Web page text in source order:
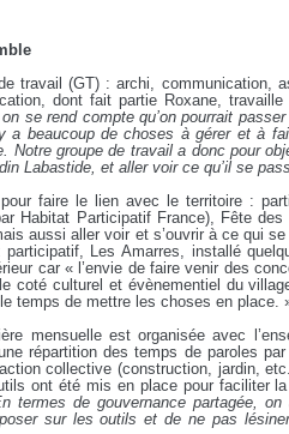
travail (GT) : archi, communication,
dont fait partie Roxane,
se rend compte qu’on pourrait
a beaucoup de choses à gérer et à
Notre groupe de travail a donc pour
Labastide, et aller voir ce qu’il se
faire le lien avec le territoire :
Habitat Participatif France), Fête
aussi aller voir et s’ouvrir à ce qui
Les Amarres, installé
car « l’envie de faire venir des
coté culturel et évènementiel du
temps de mettre les choses en place.
mensuelle est organisée avec
répartition des temps de paroles
collective (construction, jardin,
ont été mis en place pour faciliter
termes de gouvernance partagée, on
sur les outils et de ne pas